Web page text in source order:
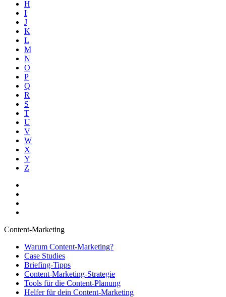
H
I
J
K
L
M
N
O
P
Q
R
S
T
U
V
W
X
Y
Z
Content-Marketing
Warum Content-Marketing?
Case Studies
Briefing-Tipps
Content-Marketing-Strategie
Tools für die Content-Planung
Helfer für dein Content-Marketing